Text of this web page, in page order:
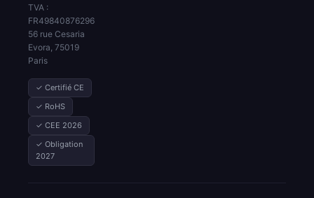
TVA :
FR49840876296
56 rue Cesaria
Evora, 75019
Paris
✓ Certifié CE
✓ RoHS
✓ CEE 2026
✓ Obligation
2027